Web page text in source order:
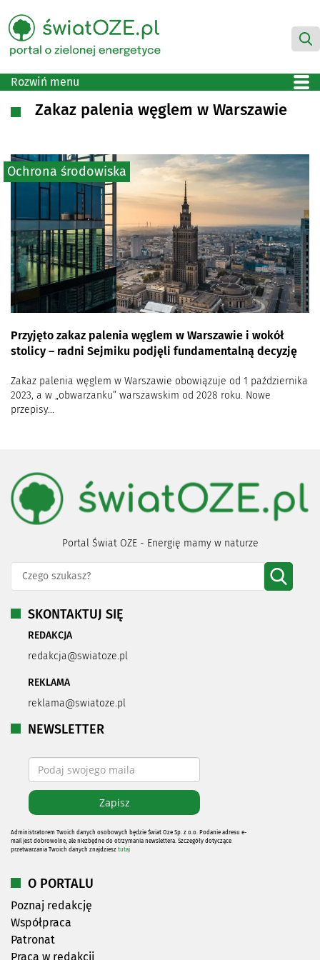
Rozwiń menu
Zakaz palenia węglem w Warszawie
Przyjęto zakaz palenia węglem w Warszawie i wokół
stolicy – radni Sejmiku podjęli fundamentalną decyzję
Zakaz palenia węglem w Warszawie obowiązuje od 1 października
2023, a w „obwarzanku” warszawskim od 2028 roku. Nowe
przepisy...
Ochrona środowiska
Portal Świat OZE - Energię mamy w naturze
SKONTAKTUJ SIĘ
REDAKCJA
redakcja@swiatoze.pl
REKLAMA
reklama@swiatoze.pl
NEWSLETTER
Administratorem Twoich danych osobowych będzie Świat Oze Sp. z o.o. Podanie adresu e-
mail jest dobrowolne, ale niezbędne do otrzymania newslettera. Szczegóły dotyczące
przetwarzania Twoich danych znajdziesz tutaj
O PORTALU
Poznaj redakcję
Współpraca
Patronat
Praca w redakcji